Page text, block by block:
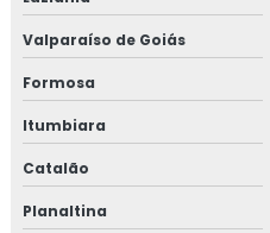
Valparaíso de Goiás
Formosa
Itumbiara
Catalão
Planaltina